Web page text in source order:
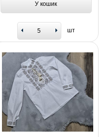
У кошик
шт